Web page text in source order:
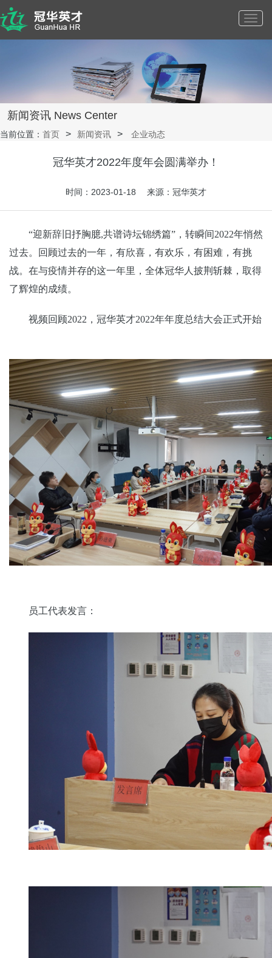
新闻资讯 News Center
当前位置： 首页 新闻资讯 企业动态
冠华英才2022年度年会圆满举办！
时间：2023-01-18 来源：冠华英才
“迎新辞旧抒胸臆,共谱诗坛锦绣篇”，转瞬间2022年悄然
过去。回顾过去的一年，有欣喜，有欢乐，有困难，有挑
战。在与疫情并存的这一年里，全体冠华人披荆斩棘，取得
了辉煌的成绩。
视频回顾2022，冠华英才2022年年度总结大会正式开始
员工代表发言：